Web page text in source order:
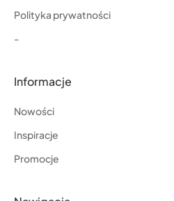
Polityka prywatności
-
Informacje
Nowości
Inspiracje
Promocje